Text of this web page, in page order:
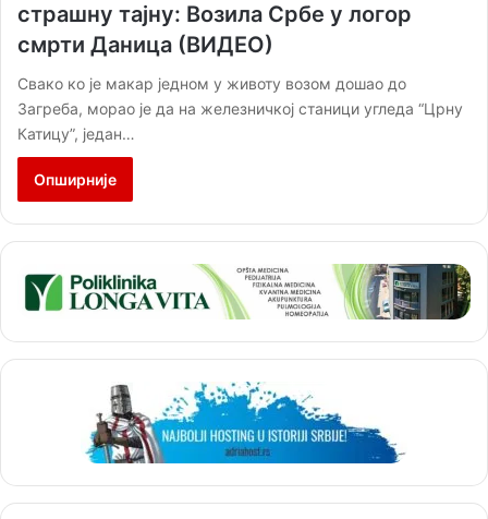
страшну тајну: Возила Србе у логор
смрти Даница (ВИДЕО)
Свако ко је макар једном у животу возом дошао до
Загреба, морао је да на железничкој станици угледа “Црну
Катицу”, један…
Опширније